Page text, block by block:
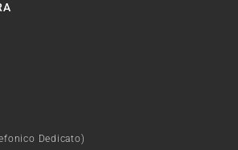
Dedicato)